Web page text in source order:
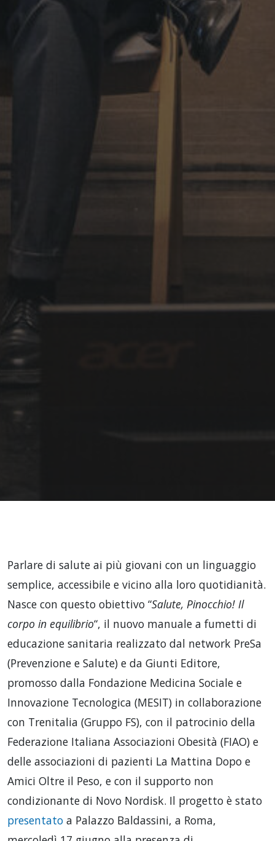
Parlare di salute ai più giovani con un linguaggio
semplice, accessibile e vicino alla loro quotidianità.
Nasce con questo obiettivo “Salute, Pinocchio! Il
corpo in equilibrio“, il nuovo manuale a fumetti di
educazione sanitaria realizzato dal network PreSa
(Prevenzione e Salute) e da Giunti Editore,
promosso dalla Fondazione Medicina Sociale e
Innovazione Tecnologica (MESIT) in collaborazione
con Trenitalia (Gruppo FS), con il patrocinio della
Federazione Italiana Associazioni Obesità (FIAO) e
delle associazioni di pazienti La Mattina Dopo e
Amici Oltre il Peso, e con il supporto non
condizionante di Novo Nordisk. Il progetto è stato
presentato a Palazzo Baldassini, a Roma,